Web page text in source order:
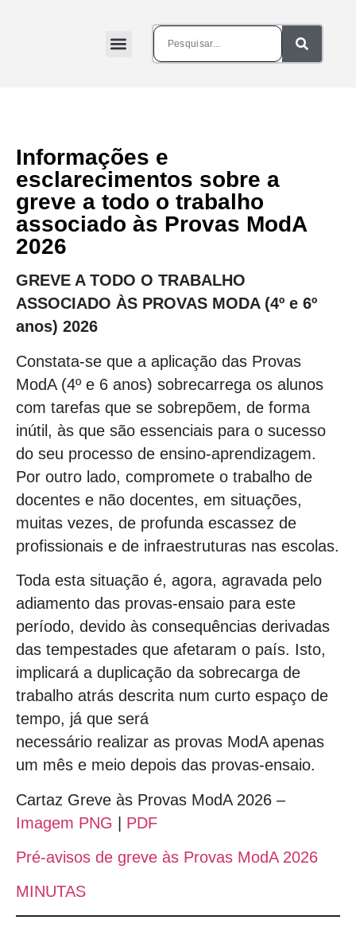
Informações e
esclarecimentos sobre a
greve a todo o trabalho
associado às Provas ModA
2026
GREVE A TODO O TRABALHO
ASSOCIADO ÀS PROVAS MODA (4º e 6º
anos) 2026
Constata-se que a aplicação das Provas
ModA (4º e 6 anos) sobrecarrega os alunos
com tarefas que se sobrepõem, de forma
inútil, às que são essenciais para o sucesso
do seu processo de ensino-aprendizagem.
Por outro lado, compromete o trabalho de
docentes e não docentes, em situações,
muitas vezes, de profunda escassez de
profissionais e de infraestruturas nas escolas.
Toda esta situação é, agora, agravada pelo
adiamento das provas-ensaio para este
período, devido às consequências derivadas
das tempestades que afetaram o país. Isto,
implicará a duplicação da sobrecarga de
trabalho atrás descrita num curto espaço de
tempo, já que será
necessário realizar as provas ModA apenas
um mês e meio depois das provas-ensaio.
Cartaz Greve às Provas ModA 2026 –
Imagem PNG | PDF
Pré-avisos de greve às Provas ModA 2026
MINUTAS